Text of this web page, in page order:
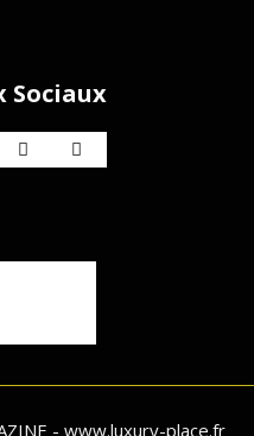
Sociaux
- www.luxury-place.fr